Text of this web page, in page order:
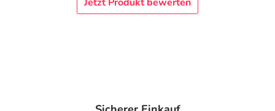
individueller Nutzen/Risiko-Abschätzung angewendet werden. Bei